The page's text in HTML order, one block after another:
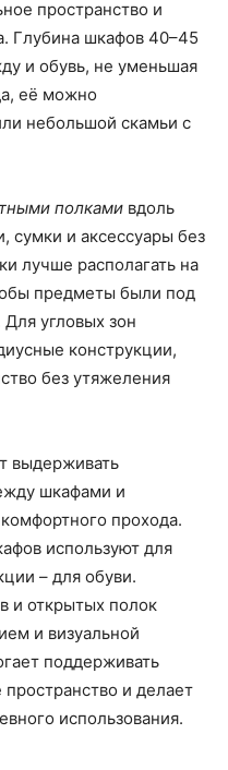
пространство и
Глубина шкафов 40–45
и обувь, не уменьшая
её можно
небольшой скамьи с
полками вдоль
сумки и аксессуары без
лучше располагать на
предметы были под
угловых зон
конструкции,
без утяжеления
выдерживать
шкафами и
прохода.
используют для
– для обуви.
и открытых полок
и визуальной
поддерживать
и делает
использования.